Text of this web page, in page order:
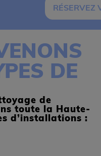
RÉSERVEZ
DE
de
toute la Haute-
d’installations :